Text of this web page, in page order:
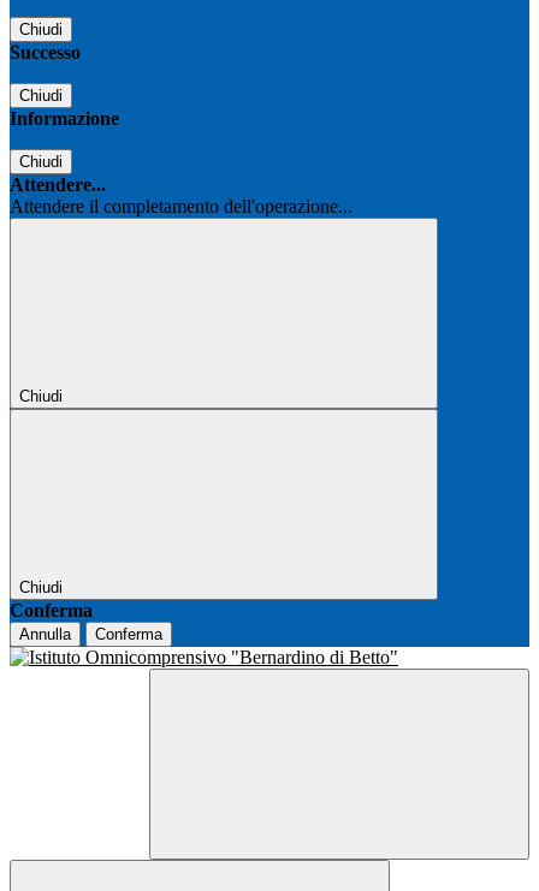
Chiudi
Successo
Chiudi
Informazione
Chiudi
Attendere...
Attendere il completamento dell'operazione...
Chiudi
Chiudi
Conferma
Annulla Conferma